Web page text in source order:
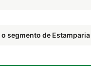
o segmento de